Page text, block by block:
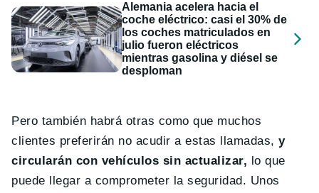
Alemania acelera hacia el
coche eléctrico: casi el 30% de
los coches matriculados en
julio fueron eléctricos
mientras gasolina y diésel se
desploman
Pero también habrá otras como que muchos
clientes preferirán no acudir a estas llamadas,y
circularán con vehículos sin actualizar, lo que
puede llegar a comprometer la seguridad. Unos